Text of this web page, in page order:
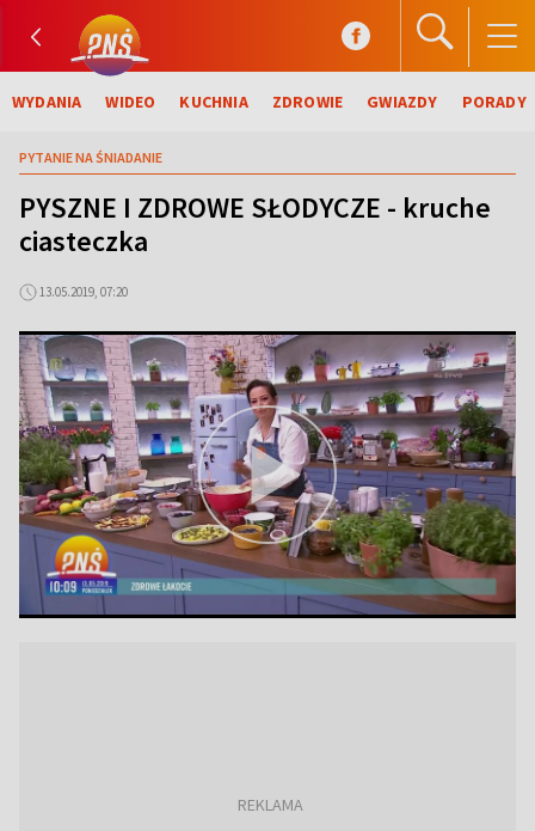
WYDANIA WIDEO KUCHNIA ZDROWIE GWIAZDY PORADY
PYTANIE NA ŚNIADANIE
PYSZNE I ZDROWE SŁODYCZE - kruche
ciasteczka
13.05.2019, 07:20